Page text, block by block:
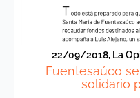
22/09/2018, La
Fuentesaúco
solidario